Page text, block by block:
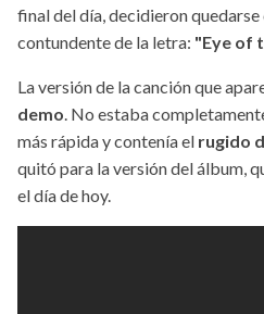
final del día, decidieron
contundente de la letra: "Eye of
La versión de la canción que
demo. No estaba
más rápida y contenía el rugido
quitó para la versión del álbum,
el día de hoy.